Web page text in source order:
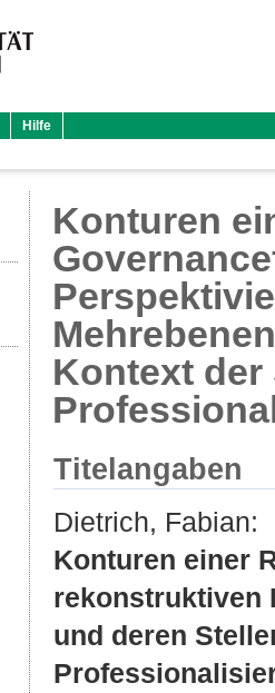
Hilfe
Konturen
Kontext
Titelangaben
Dietrich, Fabian:
Konturen einer
rekonstruktiven
und deren